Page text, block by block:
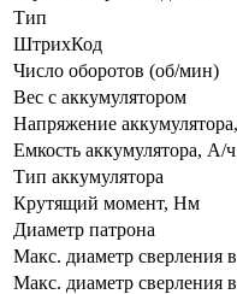
Тип
ШтрихКод
Число оборотов (об/мин)
Вес с аккумулятором
Напряжение
Емкость аккумулятора, А/ч
Тип аккумулятора
Крутящий момент, Нм
Диаметр патрона
Макс. диаметр сверления
Макс. диаметр сверления